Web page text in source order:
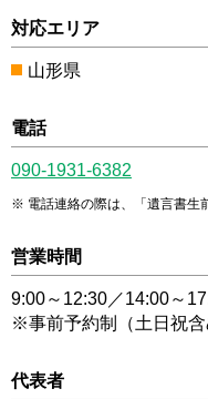
対応エリア
山形県
電話
090-1931-6382
電話連絡の際は、「遺言書生
営業時間
9:00～12:30／14:00～
※事前予約制（土日祝含
代表者